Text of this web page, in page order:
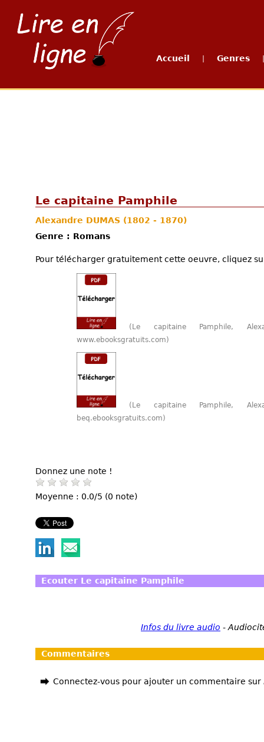
Accueil Genres
Le capitaine Pamphile
Alexandre DUMAS (1802 - 1870)
Genre : Romans
Pour télécharger gratuitement cette oeuvre, cliquez
(Le capitaine Pamphile,
www.ebooksgratuits.com)
(Le capitaine Pamphile,
beq.ebooksgratuits.com)
Donnez une note !
Moyenne : 0.0/5 (0 note)
Ecouter Le capitaine Pamphile
Infos du livre audio -
Commentaires
Connectez-vous pour ajouter un commentaire sur